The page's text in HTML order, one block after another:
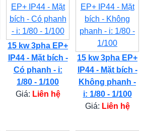
15 kw 3pha EP+
IP44 - Mặt bích -
Có phanh - i:
1/80 - 1/100
Giá: Liên hệ
15 kw 3pha EP+
IP44 - Mặt bích -
Không phanh -
i: 1/80 - 1/100
Giá: Liên hệ